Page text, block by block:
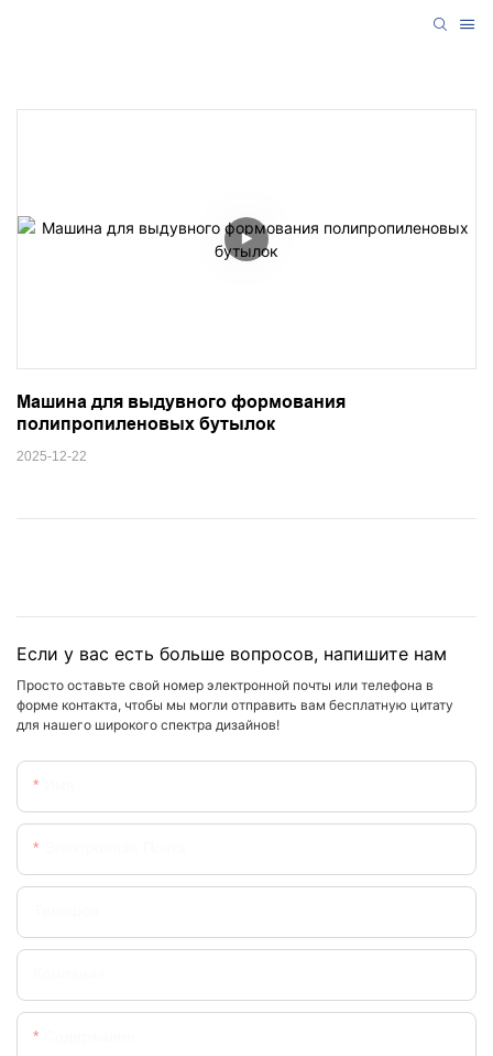
Машина для выдувного формования
полипропиленовых бутылок
2025-12-22
Если у вас есть больше вопросов, напишите нам
Просто оставьте свой номер электронной почты или телефона в
форме контакта, чтобы мы могли отправить вам бесплатную цитату
для нашего широкого спектра дизайнов!